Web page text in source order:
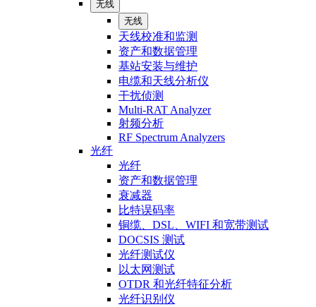
无线
无线
天线校准和监测
资产和数据管理
基站安装与维护
电缆和天线分析仪
干扰侦测
Multi-RAT Analyzer
射频分析
RF Spectrum Analyzers
光纤
光纤
资产和数据管理
衰减器
比特误码率
铜缆、DSL、WIFI 和宽带测试
DOCSIS 测试
光纤测试仪
以太网测试
OTDR 和光纤特征分析
光纤识别仪